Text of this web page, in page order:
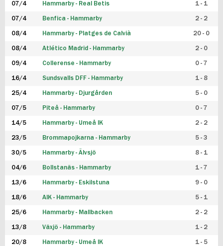
07/4 Hammarby - Real Betis 1 - 1
07/4 Benfica - Hammarby 2 - 2
08/4 Hammarby - Platges de Calvià 20 - 0
08/4 Atlético Madrid - Hammarby 2 - 0
09/4 Collerense - Hammarby 0 - 7
16/4 Sundsvalls DFF - Hammarby 1 - 8
25/4 Hammarby - Djurgården 5 - 0
07/5 Piteå - Hammarby 0 - 7
14/5 Hammarby - Umeå IK 2 - 2
23/5 Brommapojkarna - Hammarby 5 - 3
30/5 Hammarby - Älvsjö 8 - 1
04/6 Bollstanäs - Hammarby 1 - 7
13/6 Hammarby - Eskilstuna 9 - 0
18/6 AIK - Hammarby 5 - 1
25/6 Hammarby - Mallbacken 2 - 2
13/8 Växjö - Hammarby 1 - 2
20/8 Hammarby - Umeå IK 1 - 5